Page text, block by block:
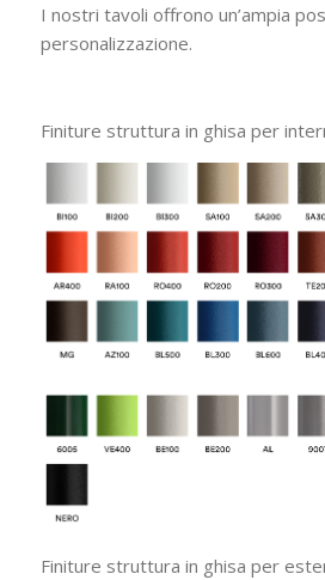
I nostri tavoli offrono un’ampia
personalizzazione.
Finiture struttura in ghisa per
Finiture struttura in ghisa per